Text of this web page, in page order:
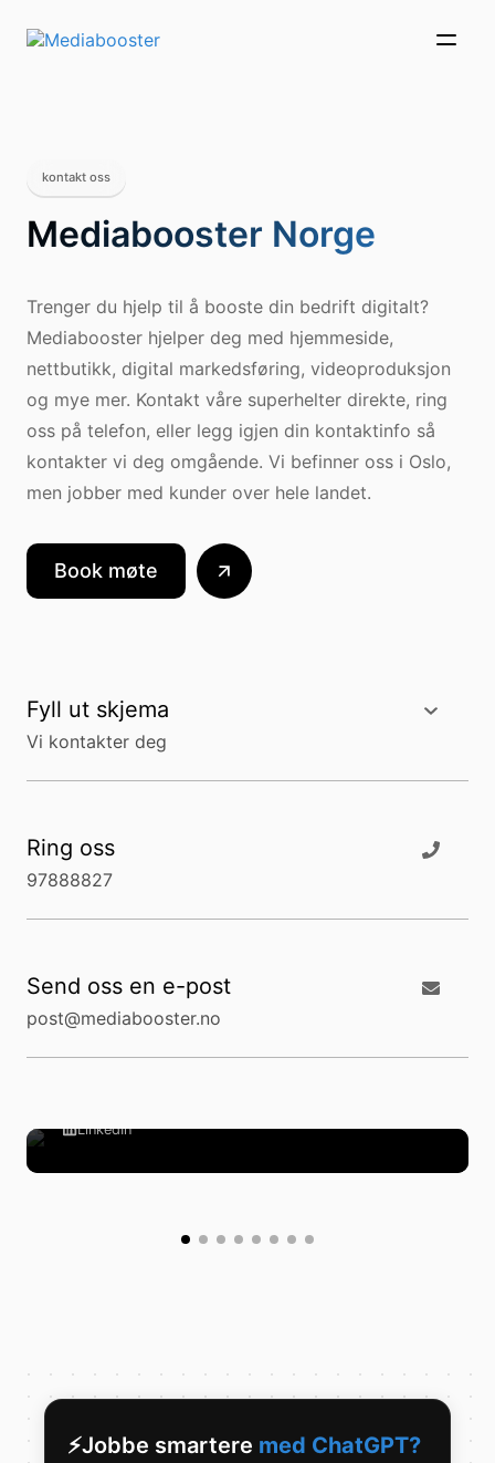
Skip To Main Content
kontakt oss
Mediabooster Norge
Trenger du hjelp til å booste din bedrift digitalt?
Mediabooster hjelper deg med hjemmeside,
nettbutikk, digital markedsføring, videoproduksjon
og mye mer. Kontakt våre superhelter direkte, ring
oss på telefon, eller legg igjen din kontaktinfo så
kontakter vi deg omgående. Vi befinner oss i Oslo,
men jobber med kunder over hele landet.
Book møte
Fyll ut skjema
Vi kontakter deg
Ring oss
97888827
Send oss en e-post
post@mediabooster.no
LinkedIn
⚡️Jobbe smartere med ChatGPT?